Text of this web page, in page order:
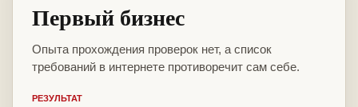
Первый бизнес
Опыта прохождения проверок нет, а список
требований в интернете противоречит сам себе.
РЕЗУЛЬТАТ